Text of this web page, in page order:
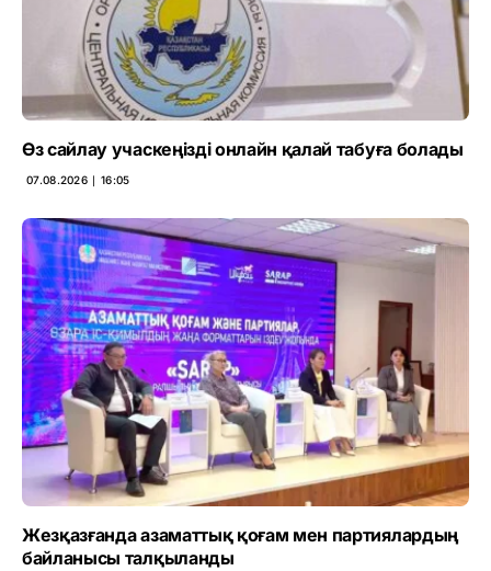
Өз сайлау учаскеңізді онлайн қалай табуға болады
07.08.2026 ∣ 16:05
Жезқазғанда азаматтық қоғам мен партиялардың
байланысы талқыланды